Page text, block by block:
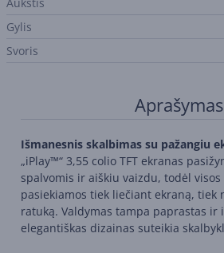
Gylis
Svoris
Aprašymas
Išmanesnis skalbimas su pažangiu
„iPlay™“ 3,55 colio TFT ekranas
spalvomis ir aiškiu vaizdu, todėl
pasiekiamos tiek liečiant ekraną, tiek
ratuką. Valdymas tampa paprastas ir
elegantiškas dizainas suteikia